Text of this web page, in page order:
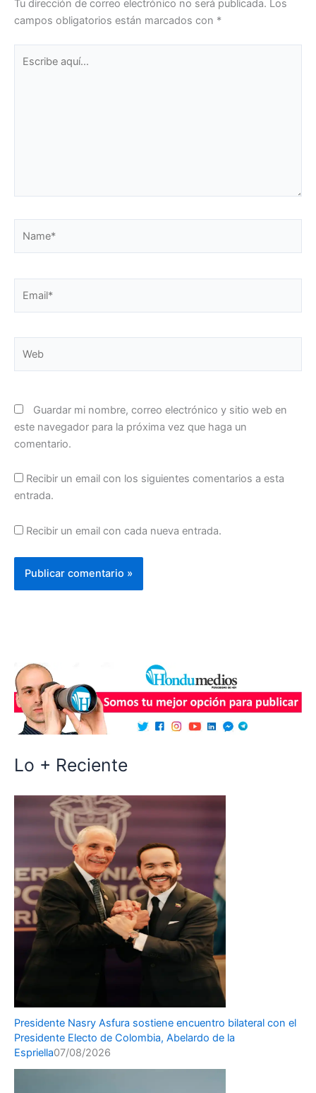
Tu dirección de correo electrónico no será publicada. Los
campos obligatorios están marcados con *
aquí...
Guardar mi nombre, correo electrónico y sitio web en
este navegador para la próxima vez que haga un
comentario.
Recibir un email con los siguientes comentarios a esta
entrada.
Recibir un email con cada nueva entrada.
Lo + Reciente
Presidente Nasry Asfura sostiene encuentro bilateral con el
Presidente Electo de Colombia, Abelardo de la
Espriella07/08/2026